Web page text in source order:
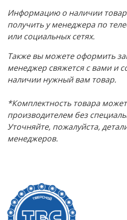
Информацию о наличии
получить у менеджера по
или социальных сетях.
Также вы можете оформить
менеджер свяжется с вами и
наличии нужный вам товар.
*Комплектность товара
производителем без
Уточняйте, пожалуйста,
менеджеров.